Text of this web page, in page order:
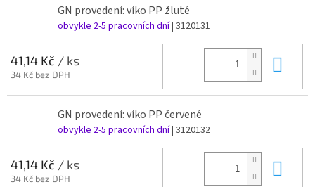
GN provedení: víko PP žluté
obvykle 2-5 pracovních dní| 3120131
41,14 Kč / ks
34 Kč bez DPH
GN provedení: víko PP červené
obvykle 2-5 pracovních dní| 3120132
41,14 Kč / ks
34 Kč bez DPH